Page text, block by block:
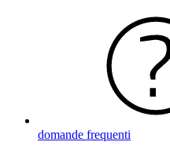
domande frequenti